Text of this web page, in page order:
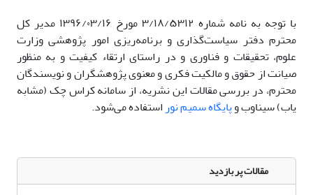
با توجه به نامه شماره ۳/۱۸/۵۳۱۲ مورخ ۱۳۹۶/۰۳/۱۶ مدیر کل
محترم دفتر سیاست‌گذاری و برنامه‌ریزی امور پژوهشی وزارت
علوم، تحقیقات و فناوری و در راستای ارتقاء کیفیت و به منظور
صیانت از حقوق و مالکیت فکری و معنوی پژوهشگران و نویسندگان
محترم، در بررسی مقالات این نشریه، از سامانه کراس چک (مشابه
یاب) سیناوب وپایگاه سمیم نور استفاده می‌شود.
مقالات پر بازدید